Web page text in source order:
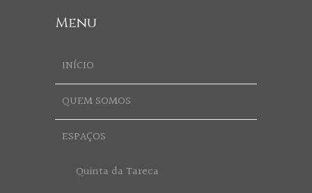
Menu
INÍCIO
QUEM SOMOS
ESPAÇOS
Quinta da Tareca